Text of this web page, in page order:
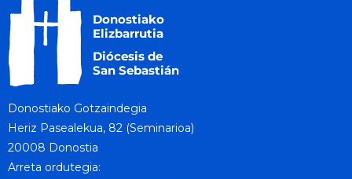
Donostiako Gotzaindegia
Heriz Pasealekua, 82 (Seminarioa)
20008 Donostia
Arreta ordutegia: